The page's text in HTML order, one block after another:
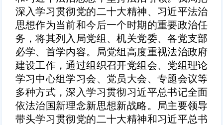
深入学习贯彻党的二十大精神、习近平法治
思想作为当前和今后一个时期的重要政治任
务，将其列入局党组、机关党委、各党支部
必学、首学内容。局党组高度重视法治政府
建设工作，通过组织召开党组会、党组理论
学习中心组学习会、党员大会、专题会议等
多种方式，深入学习贯彻习近平总书记全面
依法治国新理念新思想新战略。局主要领导
带头学习贯彻党的二十大精神和习近平总书